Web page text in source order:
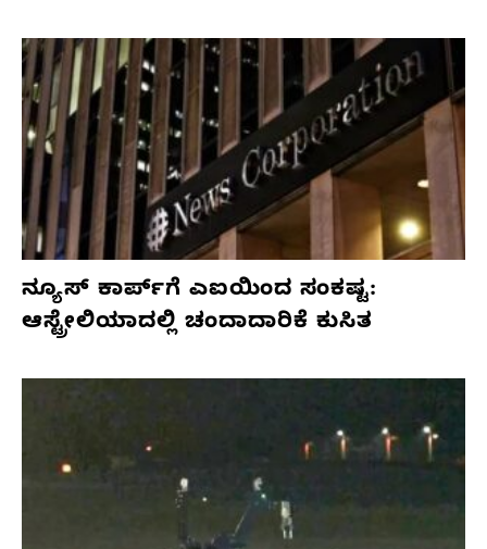
ನ್ಯೂಸ್ ಕಾರ್ಪ್‌ಗೆ ಎಐಯಿಂದ ಸಂಕಷ್ಟ:
ಆಸ್ಟ್ರೇಲಿಯಾದಲ್ಲಿ ಚಂದಾದಾರಿಕೆ ಕುಸಿತ